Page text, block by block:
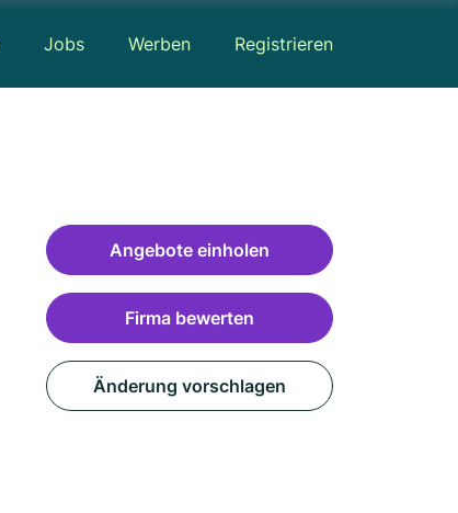
Jobs Werben Registrieren
Angebote einholen
Firma bewerten
Änderung vorschlagen